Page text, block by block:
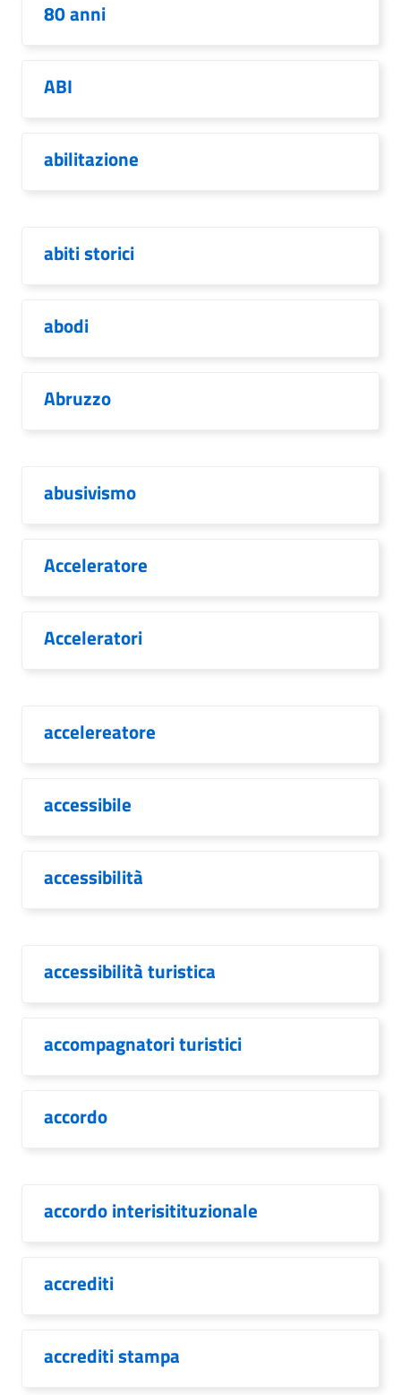
80 anni
ABI
abilitazione
abiti storici
abodi
Abruzzo
abusivismo
Acceleratore
Acceleratori
accelereatore
accessibile
accessibilità
accessibilità turistica
accompagnatori turistici
accordo
accordo interisitituzionale
accrediti
accrediti stampa